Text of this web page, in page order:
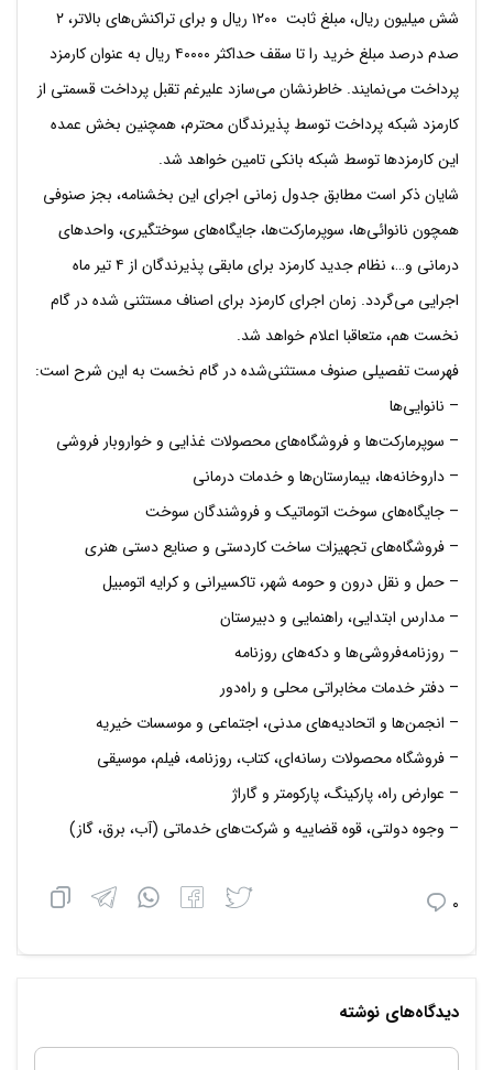
شش میلیون ریال، مبلغ ثابت ۱۲۰۰ ریال و برای تراکنش‌های بالاتر، ۲
صدم درصد مبلغ خرید را تا سقف حداکثر ۴۰۰۰۰ ریال به عنوان کارمزد
پرداخت می‌نمایند. خاطرنشان می‌سازد علیرغم تقبل پرداخت قسمتی از
کارمزد شبکه پرداخت توسط پذیرندگان محترم، همچنین بخش عمده
این کارمزدها توسط شبکه بانکی تامین خواهد شد.
شایان ذکر است مطابق جدول زمانی اجرای این بخشنامه، بجز صنوفی
همچون نانوائی‌ها، سوپرمارکت‌ها، جایگاه‌های سوختگیری، واحدهای
درمانی و…، نظام جدید کارمزد برای مابقی پذیرندگان از ۴ تیر ماه
اجرایی می‌گردد. زمان اجرای کارمزد برای اصناف مستثنی شده در گام
نخست هم، متعاقبا اعلام خواهد شد.
فهرست تفصیلی صنوف مستثنی‌شده در گام نخست به این شرح است:
– نانوايي‌ها
– سوپرمارکت‌ها و فروشگاه‌هاي محصولات غذايي و خواروبار فروشي
– داروخانه‌ها، بيمارستان‌ها و خدمات درماني
– جايگاه‌هاي سوخت اتوماتيک و فروشندگان سوخت
– فروشگاه‌هاي تجهيزات ساخت کاردستي و صنايع دستي هنري
– حمل و نقل درون و حومه شهر، تاکسيراني و کرايه اتومبيل
– مدارس ابتدايي، راهنمايي و دبيرستان
– روزنامه‌فروشي‌ها و دکه‌هاي روزنامه
– دفتر خدمات مخابراتي محلي و راه‌دور
– انجمن‌ها و اتحاديه‌هاي مدني، اجتماعي و موسسات خيريه
– فروشگاه محصولات رسانه‌اي، کتاب، روزنامه، فيلم، موسيقي
– عوارض راه، پارکينگ، پارکومتر و گاراژ
– وجوه دولتی، قوه قضاييه و شرکت‌هاي خدماتي (آب، برق، گاز)
۰
دیدگاه‌های نوشته